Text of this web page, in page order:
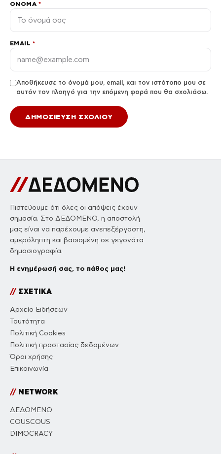
ΌΝΟΜΑ *
EMAIL *
Αποθήκευσε το όνομά μου, email, και τον ιστότοπο μου σε
αυτόν τον πλοηγό για την επόμενη φορά που θα σχολιάσω.
Πιστεύουμε ότι όλες οι απόψεις έχουν
σημασία. Στο ΔΕΔΟΜΕΝΟ, η αποστολή
μας είναι να παρέχουμε ανεπεξέργαστη,
αμερόληπτη και βασισμένη σε γεγονότα
δημοσιογραφία.
Η ενημέρωσή σας, το πάθος μας!
//ΣΧΕΤΙΚΑ
Αρχείο Ειδήσεων
Ταυτότητα
Πολιτική Cookies
Πολιτική προστασίας δεδομένων
Όροι χρήσης
Επικοινωνία
//NETWORK
ΔΕΔΟΜΕΝΟ
COUSCOUS
DIMOCRACY